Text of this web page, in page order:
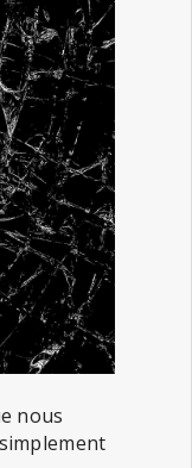
nous